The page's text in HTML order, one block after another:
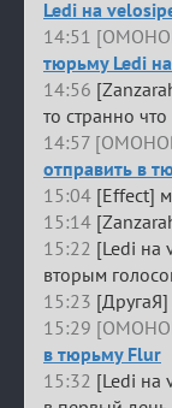
Ledi на
14:51
тюрьму Ledi
14:56
то странно
14:57
отправить в
15:04 [Effect]
15:14
15:22 [Ledi на
вторым
15:23 [ДругаЯ]
15:29
в тюрьму Flur
15:32 [Ledi на